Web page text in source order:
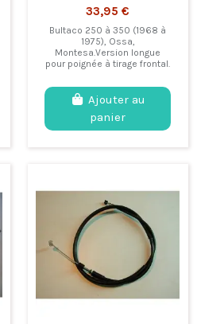
33,95 €
Bultaco 250 à 350 (1968 à
1975), Ossa,
Montesa.Version longue
pour poignée à tirage frontal.
Ajouter au
panier